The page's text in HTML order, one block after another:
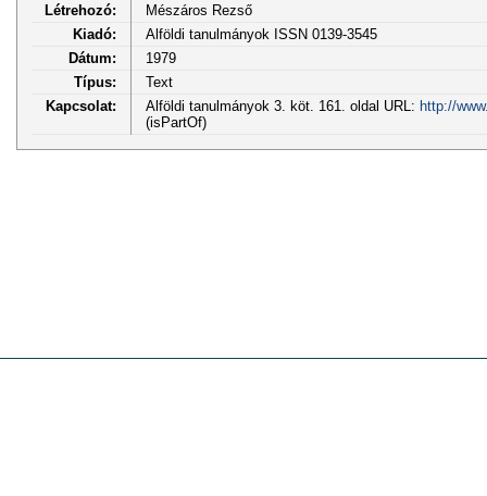
Létrehozó:
Mészáros Rezső
Kiadó:
Alföldi tanulmányok ISSN 0139-3545
Dátum:
1979
Típus:
Text
Kapcsolat:
Alföldi tanulmányok 3. köt. 161. oldal URL: http://
(isPartOf)